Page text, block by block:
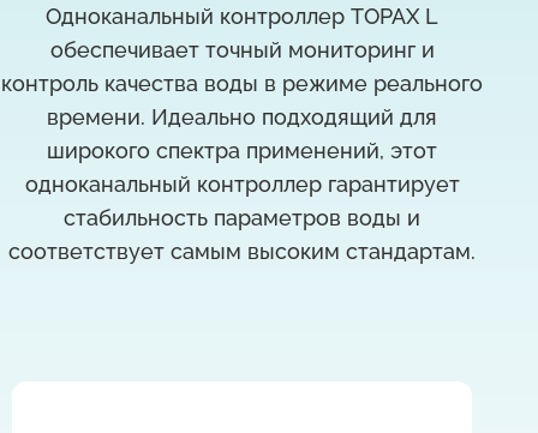
Одноканальный контроллер TOPAX L
обеспечивает точный мониторинг и
контроль качества воды в режиме реального
времени. Идеально подходящий для
широкого спектра применений, этот
одноканальный контроллер гарантирует
стабильность параметров воды и
соответствует самым высоким стандартам.